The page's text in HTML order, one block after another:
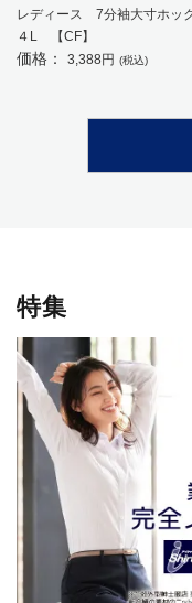
レディース 7分袖大寸ホッ
４L 【CF】
価格： 3,388円 (税込)
特集